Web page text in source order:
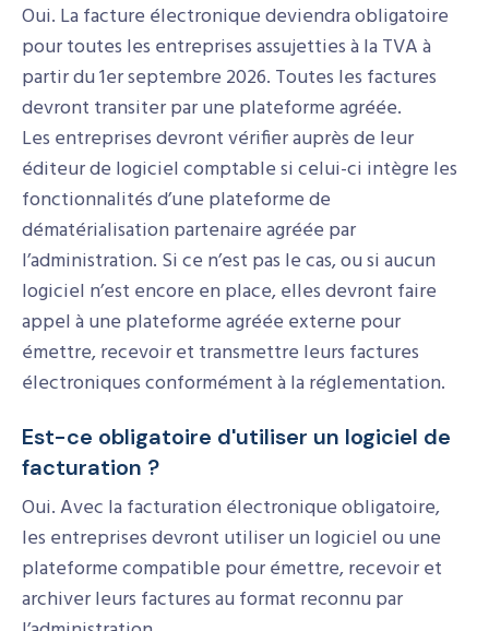
Oui. La facture électronique deviendra obligatoire
pour toutes les entreprises assujetties à la TVA à
partir du 1er septembre 2026. Toutes les factures
devront transiter par une plateforme agréée.
Les entreprises devront vérifier auprès de leur
éditeur de logiciel comptable si celui-ci intègre les
fonctionnalités d’une plateforme de
dématérialisation partenaire agréée par
l’administration. Si ce n’est pas le cas, ou si aucun
logiciel n’est encore en place, elles devront faire
appel à une plateforme agréée externe pour
émettre, recevoir et transmettre leurs factures
électroniques conformément à la réglementation.
Est-ce obligatoire d'utiliser un logiciel de
facturation ?
Oui. Avec la facturation électronique obligatoire,
les entreprises devront utiliser un logiciel ou une
plateforme compatible pour émettre, recevoir et
archiver leurs factures au format reconnu par